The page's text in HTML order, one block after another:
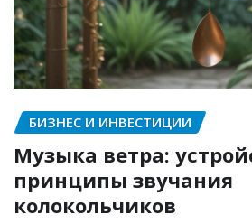
БИЗНЕС И ИНВЕСТИЦИИ
Музыка ветра:
принципы звучания
колокольчиков